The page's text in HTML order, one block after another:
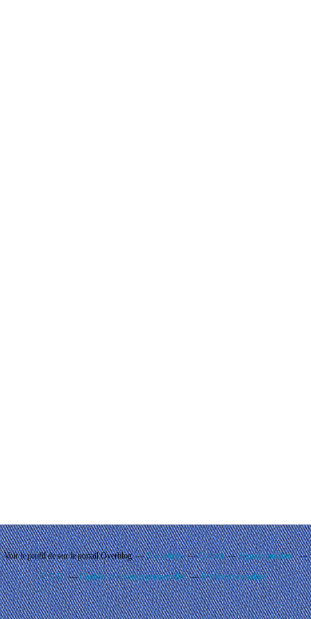
Voir le profil desur le portail Overblog Top articles Contact Signaler un abus
C.G.U. Cookies et données personnelles Préférences cookies